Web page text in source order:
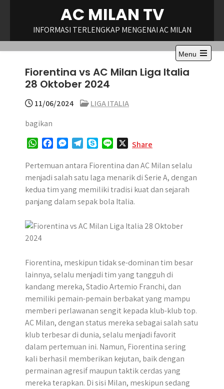
AC MILAN TV
INFORMASI TERLENGKAP MENGENAI AC MILAN
Menu
Open
Fiorentina vs AC Milan Liga Italia
28 Oktober 2024
11/06/2024
LIGA ITALIA
bagikan
W
a
t
s
A
p
c
e
b
o
s
s
e
n
l
e
g
r
a
y
p
e
n
e
Share
Pertemuan antara Fiorentina dan AC Milan selalu
menjadi salah satu laga menarik di Serie A, dengan
kedua tim yang memiliki tradisi kuat dan sejarah
panjang dalam sepak bola Italia.
Fiorentina, meskipun tidak se-dominan tim besar
lainnya, selalu menjadi tim yang tangguh di
kandang mereka, Stadio Artemio Franchi, dan
memiliki pemain-pemain berbakat yang mampu
memberi perlawanan sengit kepada klub-klub top.
AC Milan, dengan status mereka sebagai salah satu
klub terbesar di dunia, selalu menjadi favorit
dalam pertemuan ini. Namun, Fiorentina sering
kali berhasil memberikan kejutan, baik dengan
permainan agresif maupun taktik cerdas yang
mereka terapkan. Di sisi Milan, meskipun sedang